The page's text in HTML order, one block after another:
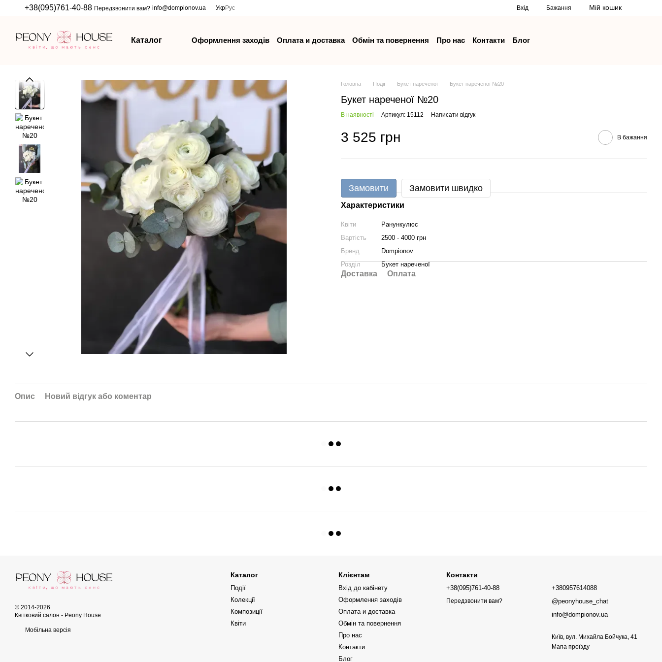
Перейти до основного контенту
+38(095)761-40-88 Передзвонити вам? info@dompionov.ua УкрРус Вхід Бажання Мій кошик
Каталог Оформлення заходів Оплата и доставка Обмін та повернення Про нас Контакти Блог
Головна Події Букет нареченої Букет нареченої №20
Букет нареченої №20
В наявності Артикул: 15112 Написати відгук
3 525 грн В бажання
Замовити Замовити швидко
Характеристики
Квіти
Ранункулюс
Вартість
2500 - 4000 грн
Бренд
Dompionov
Розділ
Букет нареченої
Доставка Оплата
Опис Новий відгук або коментар
© 2014-2026
Квітковий салон - Peony House
Мобільна версія
Каталог
Події
Колекції
Композиції
Квіти
Клієнтам
Вхід до кабінету
Оформлення заходів
Оплата и доставка
Обмін та повернення
Про нас
Контакти
Блог
Контакти
+38(095)761-40-88
Передзвонити вам?
+380957614088
@peonyhouse_chat
info@dompionov.ua
Київ, вул. Михайла Бойчука, 41
Мапа проїзду